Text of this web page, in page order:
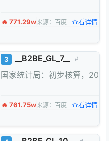
🔥 771.29w来源：百度 查看详情 →
3 __B2BE_GL_7__ #
国家统计局：初步核算，
🔥 761.75w来源：百度 查看详情 →